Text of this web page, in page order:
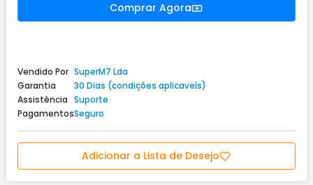
Comprar Agora
Vendido Por
Garantia
Assistência
Pagamentos
SuperM7 Lda
30 Dias (condições aplicaveís)
Suporte
Seguro
Adicionar a Lista de Desejo